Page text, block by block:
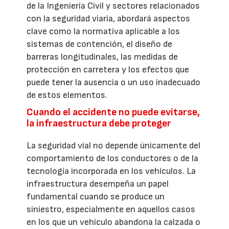
de la Ingeniería Civil y sectores relacionados
con la seguridad viaria, abordará aspectos
clave como la normativa aplicable a los
sistemas de contención, el diseño de
barreras longitudinales, las medidas de
protección en carretera y los efectos que
puede tener la ausencia o un uso inadecuado
de estos elementos.
Cuando el accidente no puede evitarse,
la infraestructura debe proteger
La seguridad vial no depende únicamente del
comportamiento de los conductores o de la
tecnología incorporada en los vehículos. La
infraestructura desempeña un papel
fundamental cuando se produce un
siniestro, especialmente en aquellos casos
en los que un vehículo abandona la calzada o